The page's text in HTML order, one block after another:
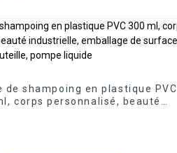
de shampoing en plastique PVC
corps personnalisé, beauté